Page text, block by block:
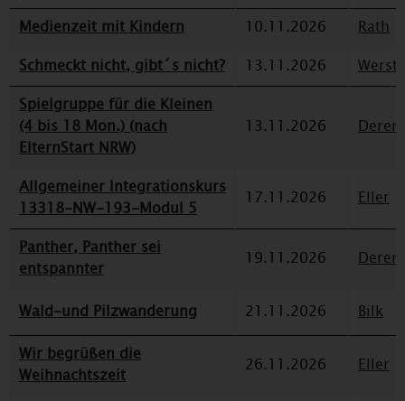
Medienzeit mit Kindern 10.11.2026
Rath
Schmeckt nicht, gibt´s nicht?
13.11.2026
Spielgruppe für die Kleinen
(4 bis 18 Mon.) (nach
ElternStart NRW)
13.11.2026
Allgemeiner Integrationskurs
13318-NW-193-Modul 5
17.11.2026 Eller
Panther, Panther sei
entspannter
19.11.2026
Wald-und Pilzwanderung 21.11.2026
Bilk
Wir begrüßen die
Weihnachtszeit
26.11.2026 Eller